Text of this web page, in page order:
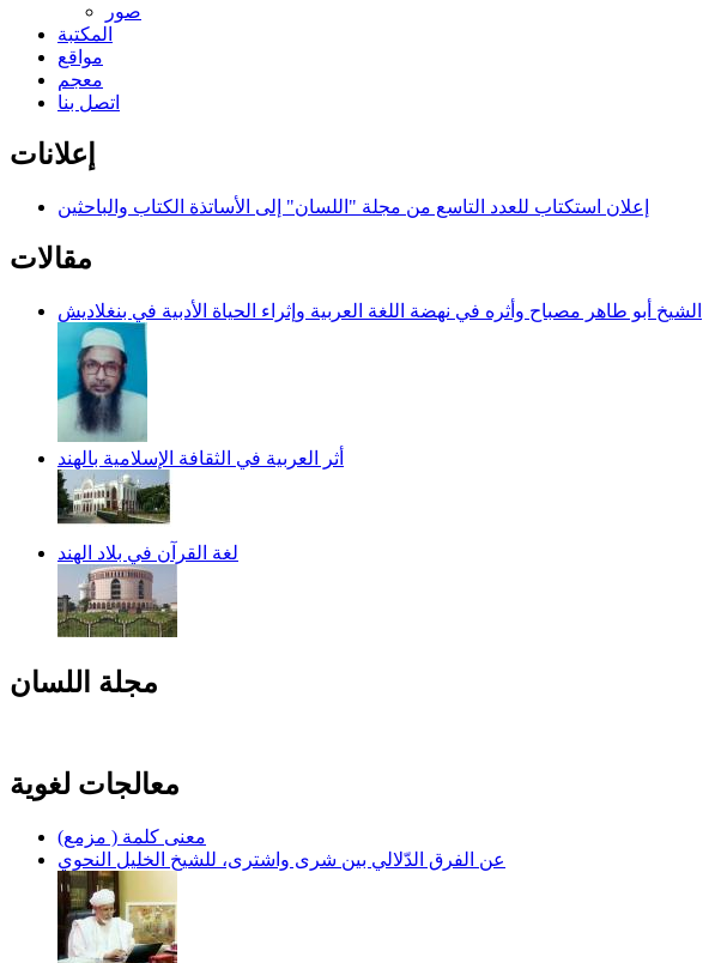
صور
المكتبة
مواقع
معجم
اتصل بنا
إعلانات
إعلان استكتاب للعدد التاسع من مجلة "اللسان" إلى الأساتذة الكتاب والباحثين
مقالات
الشيخ أبو طاهر مصباح وأثره في نهضة اللغة العربية وإثراء الحياة الأدبية في بنغلاديش
أثر العربية في الثقافة الإسلامية بالهند
لغة القرآن في بلاد الهند
مجلة اللسان
معالجات لغوية
معنى كلمة ( مزمع)
عن الفرق الدّلالي بين شرى واشترى، للشيخ الخليل النحوي